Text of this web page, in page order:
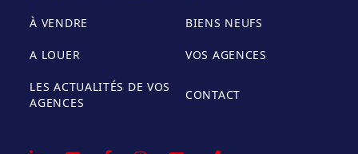
À VENDRE BIENS NEUFS
A LOUER VOS AGENCES
LES ACTUALITÉS DE VOS
AGENCES
CONTACT